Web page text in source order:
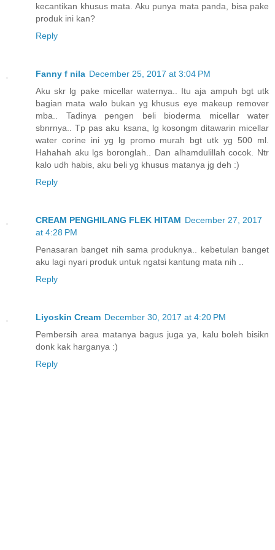
kecantikan khusus mata. Aku punya mata panda, bisa pake
produk ini kan?
Reply
Fanny f nila December 25, 2017 at 3:04 PM
Aku skr lg pake micellar waternya.. Itu aja ampuh bgt utk
bagian mata walo bukan yg khusus eye makeup remover
mba.. Tadinya pengen beli bioderma micellar water
sbnrnya.. Tp pas aku ksana, lg kosongm ditawarin micellar
water corine ini yg lg promo murah bgt utk yg 500 ml.
Hahahah aku lgs boronglah.. Dan alhamdulillah cocok. Ntr
kalo udh habis, aku beli yg khusus matanya jg deh :)
Reply
CREAM PENGHILANG FLEK HITAM December 27, 2017
at 4:28 PM
Penasaran banget nih sama produknya.. kebetulan banget
aku lagi nyari produk untuk ngatsi kantung mata nih ..
Reply
Liyoskin Cream December 30, 2017 at 4:20 PM
Pembersih area matanya bagus juga ya, kalu boleh bisikn
donk kak harganya :)
Reply